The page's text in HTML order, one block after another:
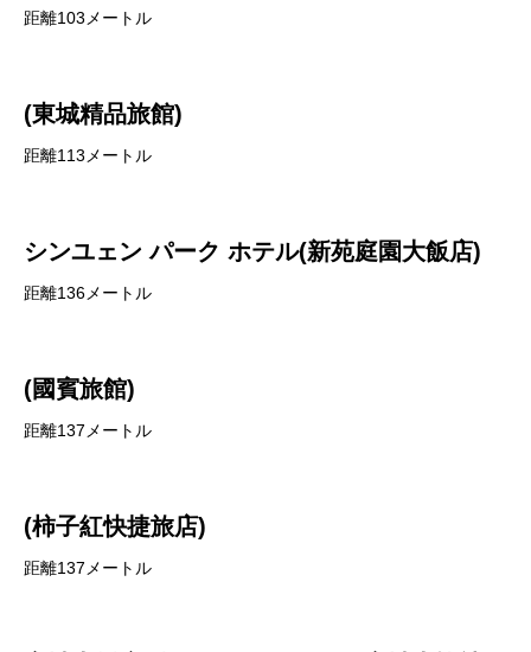
距離103メートル
(東城精品旅館)
距離113メートル
シンユェン パーク ホテル(新苑庭園大飯店)
距離136メートル
(國賓旅館)
距離137メートル
(柿子紅快捷旅店)
距離137メートル